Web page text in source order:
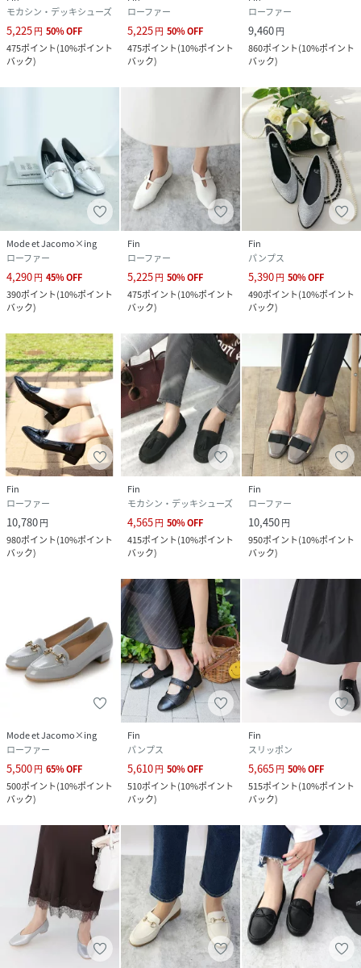
モカシン・デッキシューズ
5,225円 50%OFF
475ポイント(10%ポイント
バック)
ローファー
5,225円 50%OFF
475ポイント(10%ポイント
バック)
ローファー
9,460円
860ポイント(10%ポイント
バック)
Mode et Jacomo×ing
ローファー
4,290円 45%OFF
390ポイント(10%ポイント
バック)
Fin
ローファー
5,225円 50%OFF
475ポイント(10%ポイント
バック)
Fin
パンプス
5,390円 50%OFF
490ポイント(10%ポイント
バック)
Fin
ローファー
10,780円
980ポイント(10%ポイント
バック)
Fin
モカシン・デッキシューズ
4,565円 50%OFF
415ポイント(10%ポイント
バック)
Fin
ローファー
10,450円
950ポイント(10%ポイント
バック)
Mode et Jacomo×ing
ローファー
5,500円 65%OFF
500ポイント(10%ポイント
バック)
Fin
パンプス
5,610円 50%OFF
510ポイント(10%ポイント
バック)
Fin
スリッポン
5,665円 50%OFF
515ポイント(10%ポイント
バック)